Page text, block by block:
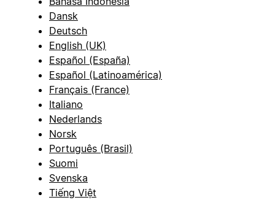
Dansk
Deutsch
English (UK)
Español (España)
Español (Latinoamérica)
Français (France)
Italiano
Nederlands
Norsk
Português (Brasil)
Suomi
Svenska
Tiếng Việt